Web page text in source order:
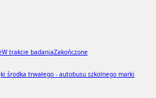
W trakcie badaniaZakończone
środka trwałego - autobusu szkolnego marki